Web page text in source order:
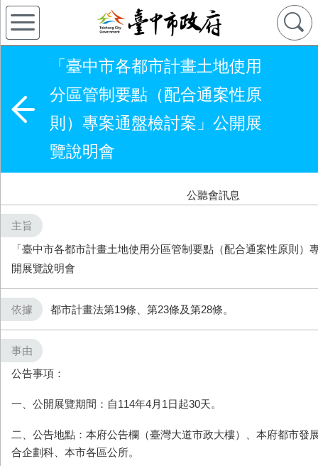
「臺中市各都市計畫土地使用
分區管制要點（配合通案性原
則）專案通盤檢討案」公開展
覽說明會
公聽會訊息
主旨
「臺中市各都市計畫土地使用分區管制要點（配合通案性原則）
開展覽說明會
依據 都市計畫法第19條、第23條及第28條。
事由
公告事項：
一、公開展覽期間：自114年4月1日起30天。
二、公告地點： 本府公告欄（臺灣大道市政大樓）、本府都市發
合企劃科、本市各區公所。